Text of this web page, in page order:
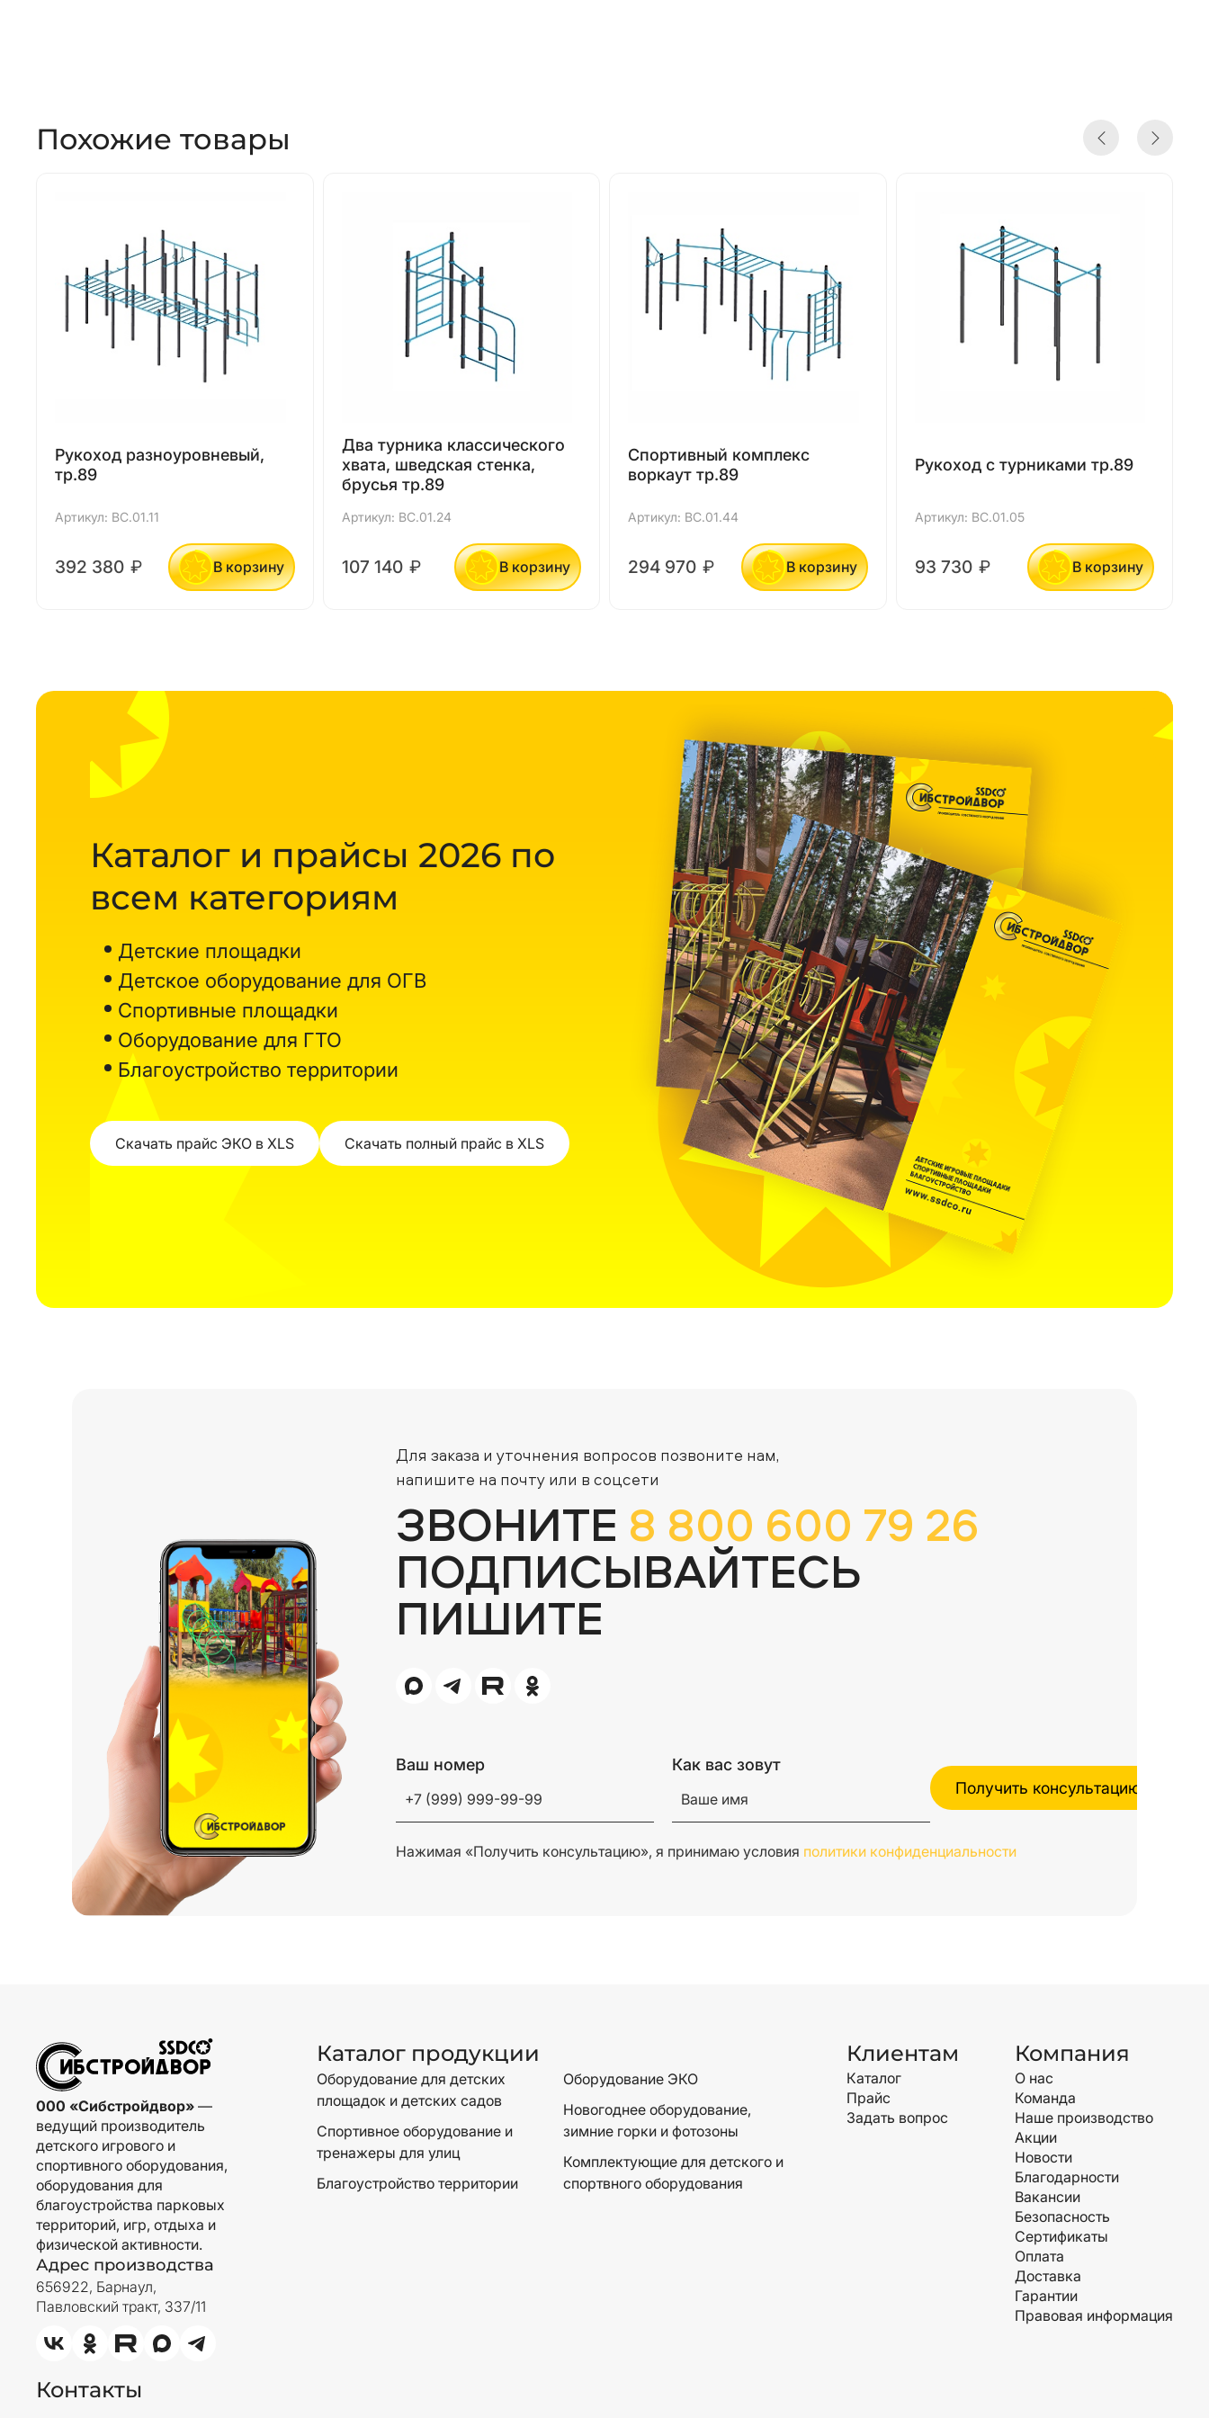
Похожие товары
Рукоход разноуровневый,
тр.89
Артикул: ВС.01.11
392 380 ₽ В корзину
Два турника классического
хвата, шведская стенка,
брусья тр.89
Артикул: ВС.01.24
107 140 ₽ В корзину
Спортивный комплекс
воркаут тр.89
Артикул: ВС.01.44
294 970 ₽ В корзину
Рукоход с турниками тр.89
Артикул: ВС.01.05
93 730 ₽ В корзину
Каталог и прайсы 2026 по
всем категориям
Детские площадки
Детское оборудование для ОГВ
Спортивные площадки
Оборудование для ГТО
Благоустройство территории
Скачать прайс ЭКО в XLS Скачать полный прайс в XLS
Для заказа и уточнения вопросов позвоните нам,
напишите на почту или в соцсети
ЗВОНИТЕ 8 800 600 79 26
ПОДПИСЫВАЙТЕСЬ
ПИШИТЕ
Ваш номер Как вас зовут
Нажимая «Получить консультацию», я принимаю условия политики конфиденциальности
000 «Сибстройдвор» —
ведущий производитель
детского игрового и
спортивного оборудования,
оборудования для
благоустройства парковых
территорий, игр, отдыха и
физической активности.
Адрес производства
656922, Барнаул,
Павловский тракт, 337/11
Каталог продукции
Оборудование для детских
площадок и детских садов
Спортивное оборудование и
тренажеры для улиц
Благоустройство территории
Оборудование ЭКО
Новогоднее оборудование,
зимние горки и фотозоны
Комплектующие для детского и
спортвного оборудования
Клиентам
Каталог
Прайс
Задать вопрос
Компания
О нас
Команда
Наше производство
Акции
Новости
Благодарности
Вакансии
Безопасность
Сертификаты
Оплата
Доставка
Гарантии
Правовая информация
Контакты